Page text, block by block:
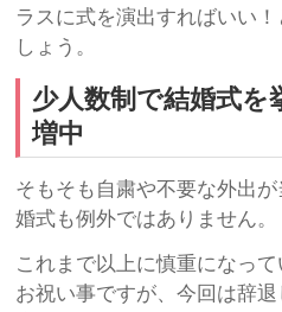
ラスに式を演出すればいい
しょう。
少人数制で結婚式を
増中
そもそも自粛や不要な外出
婚式も例外ではありません。
これまで以上に慎重になっ
お祝い事ですが、今回は辞